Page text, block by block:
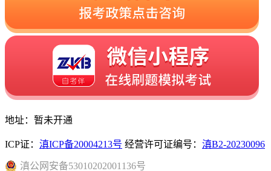
地址：暂未开通
ICP证： 滇ICP备20004213号 经营许可证编号： 滇B2-20230096
滇公网安备53010202001136号